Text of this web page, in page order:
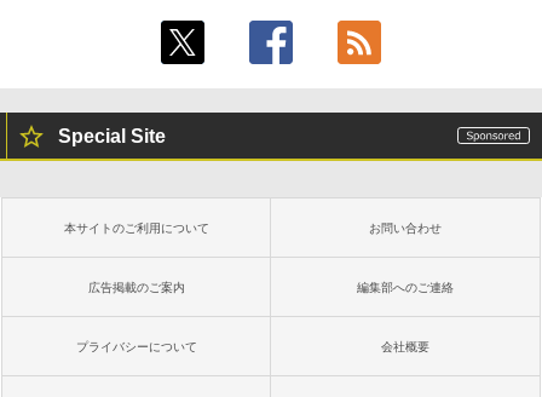
￥115,980
Special Site
本サイトのご利用について お問い合わせ
広告掲載のご案内 編集部へのご連絡
プライバシーについて 会社概要